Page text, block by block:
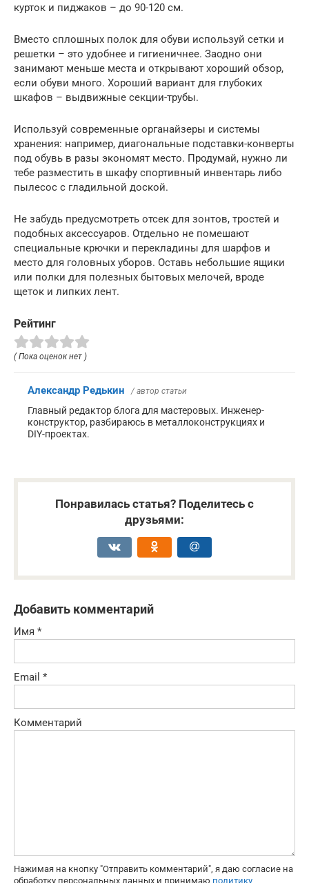
курток и пиджаков – до 90-120 см.
Вместо сплошных полок для обуви используй сетки и
решетки – это удобнее и гигиеничнее. Заодно они
занимают меньше места и открывают хороший обзор,
если обуви много. Хороший вариант для глубоких
шкафов – выдвижные секции-трубы.
Используй современные органайзеры и системы
хранения: например, диагональные подставки-конверты
под обувь в разы экономят место. Продумай, нужно ли
тебе разместить в шкафу спортивный инвентарь либо
пылесос с гладильной доской.
Не забудь предусмотреть отсек для зонтов, тростей и
подобных аксессуаров. Отдельно не помешают
специальные крючки и перекладины для шарфов и
место для головных уборов. Оставь небольшие ящики
или полки для полезных бытовых мелочей, вроде
щеток и липких лент.
Рейтинг
( Пока оценок нет )
Александр Редькин / автор статьи
Главный редактор блога для мастеровых. Инженер-
конструктор, разбираюсь в металлоконструкциях и
DIY-проектах.
Понравилась статья? Поделитесь с
друзьями:
Добавить комментарий
Имя *
Email *
Комментарий
Нажимая на кнопку "Отправить комментарий", я даю согласие на
обработку персональных данных и принимаю политику